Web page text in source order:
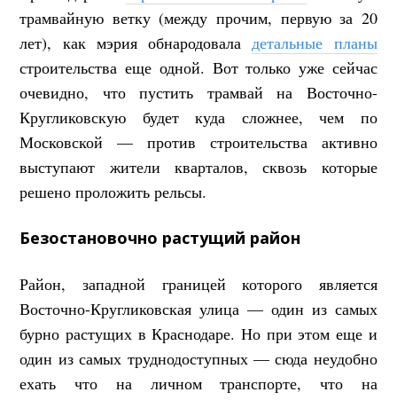
трамвайную ветку (между прочим, первую за 20
лет), как мэрия обнародовала детальные планы
строительства еще одной. Вот только уже сейчас
очевидно, что пустить трамвай на Восточно-
Кругликовскую будет куда сложнее, чем по
Московской — против строительства активно
выступают жители кварталов, сквозь которые
решено проложить рельсы.
Безостановочно растущий район
Район, западной границей которого является
Восточно-Кругликовская улица — один из самых
бурно растущих в Краснодаре. Но при этом еще и
один из самых труднодоступных — сюда неудобно
ехать что на личном транспорте, что на